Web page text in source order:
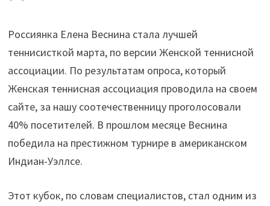
Россиянка Елена Веснина стала лучшей
теннисисткой марта, по версии Женской теннисной
ассоциации. По результатам опроса, который
Женская теннисная ассоциация проводила на своем
сайте, за нашу соотечественницу проголосовали
40% посетителей. В прошлом месяце Веснина
победила на престижном турнире в американском
Индиан-Уэллсе.
Этот кубок, по словам специалистов, стал одним из